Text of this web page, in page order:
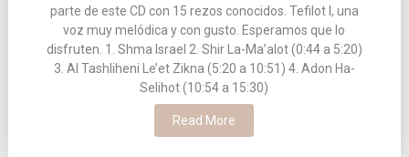
parte de este CD con 15 rezos conocidos. Tefilot I, una
voz muy melódica y con gusto. Esperamos que lo
disfruten. 1. Shma Israel 2. Shir La-Ma’alot (0:44 a 5:20)
3. Al Tashliheni Le’et Zikna (5:20 a 10:51) 4. Adon Ha-
Selihot (10:54 a 15:30)
Read More